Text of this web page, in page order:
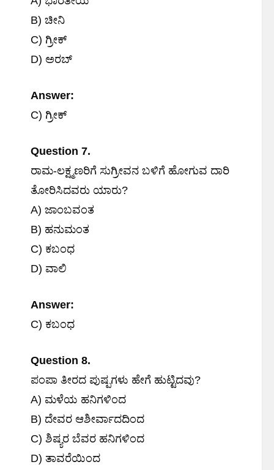
B) ಚೀನಿ
C) ಗ್ರೀಕ್
D) ಅರಬ್
Answer:
C) ಗ್ರೀಕ್
Question 7.
ರಾಮ-ಲಕ್ಷ್ಮಣರಿಗೆ ಸುಗ್ರೀವನ ಬಳಿಗೆ ಹೋಗುವ ದಾರಿ
ತೋರಿಸಿದವರು ಯಾರು?
A) ಜಾಂಬವಂತ
B) ಹನುಮಂತ
C) ಕಬಂಧ
D) ವಾಲಿ
Answer:
C) ಕಬಂಧ
Question 8.
ಪಂಪಾ ತೀರದ ಪುಷ್ಪಗಳು ಹೇಗೆ ಹುಟ್ಟಿದವು?
A) ಮಳೆಯ ಹನಿಗಳಿಂದ
B) ದೇವರ ಆಶೀರ್ವಾದದಿಂದ
C) ಶಿಷ್ಯರ ಬೆವರ ಹನಿಗಳಿಂದ
D) ತಾವರೆಯಿಂದ